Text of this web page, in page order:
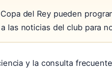
del Rey pueden
las noticias del club para
y la consulta